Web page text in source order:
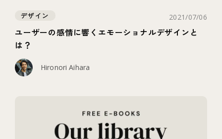
デザイン 2021/07/06
ユーザーの感情に響くエモーショナルデザインと
は？
Hironori Aihara